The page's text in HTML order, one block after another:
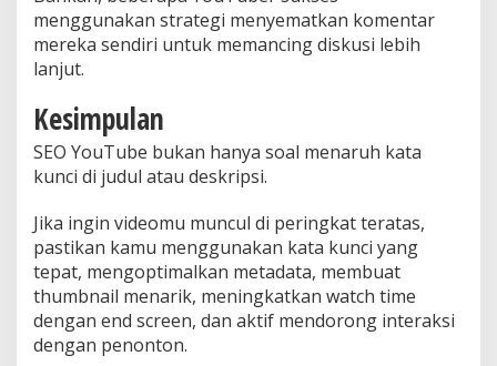
menggunakan strategi menyematkan komentar
mereka sendiri untuk memancing diskusi lebih
lanjut.
Kesimpulan
SEO YouTube bukan hanya soal menaruh kata
kunci di judul atau deskripsi.
Jika ingin videomu muncul di peringkat teratas,
pastikan kamu menggunakan kata kunci yang
tepat, mengoptimalkan metadata, membuat
thumbnail menarik, meningkatkan watch time
dengan end screen, dan aktif mendorong interaksi
dengan penonton.